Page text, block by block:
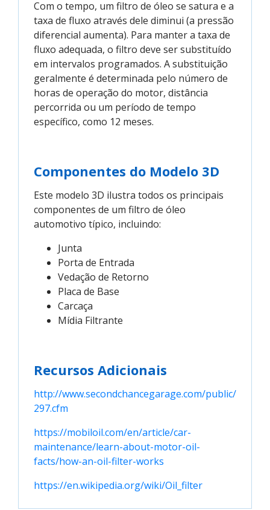
Com o tempo, um filtro de óleo se satura e a
taxa de fluxo através dele diminui (a pressão
diferencial aumenta). Para manter a taxa de
fluxo adequada, o filtro deve ser substituído
em intervalos programados. A substituição
geralmente é determinada pelo número de
horas de operação do motor, distância
percorrida ou um período de tempo
específico, como 12 meses.
Componentes do Modelo 3D
Este modelo 3D ilustra todos os principais
componentes de um filtro de óleo
automotivo típico, incluindo:
Junta
Porta de Entrada
Vedação de Retorno
Placa de Base
Carcaça
Mídia Filtrante
Recursos Adicionais
http://www.secondchancegarage.com/public/
297.cfm
https://mobiloil.com/en/article/car-
maintenance/learn-about-motor-oil-
facts/how-an-oil-filter-works
https://en.wikipedia.org/wiki/Oil_filter